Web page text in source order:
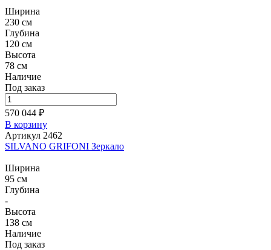
Ширина
230 см
Глубина
120 см
Высота
78 см
Наличие
Под заказ
570 044 ₽
В корзину
Артикул 2462
SILVANO GRIFONI Зеркало
Ширина
95 см
Глубина
-
Высота
138 см
Наличие
Под заказ